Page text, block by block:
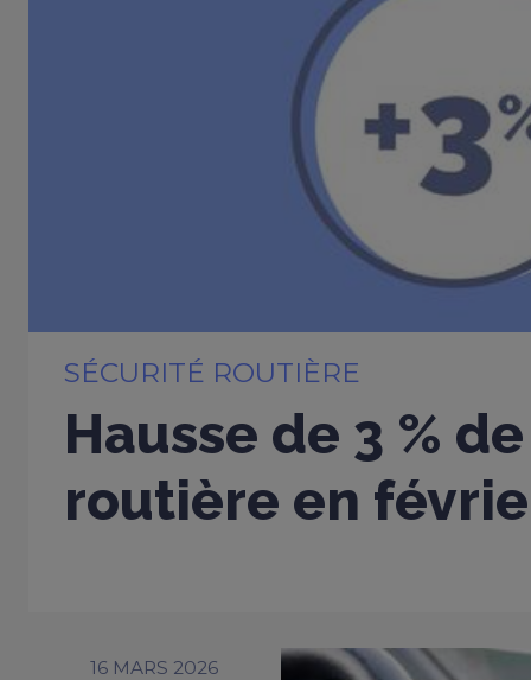
SÉCURITÉ ROUTIÈRE
Hausse de 3 %
routière en
16 MARS 2026